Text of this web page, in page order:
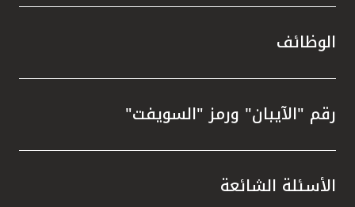
الوظائف
رقم "الآيبان" ورمز "السويفت"
الأسئلة الشائعة